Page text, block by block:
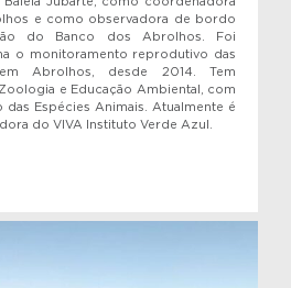
e como observadora de bordo
do Banco dos Abrolhos. Foi
o monitoramento reprodutivo das
Abrolhos, desde 2014. Tem
e Educação Ambiental, com
das Espécies Animais. Atualmente é
do VIVA Instituto Verde Azul.